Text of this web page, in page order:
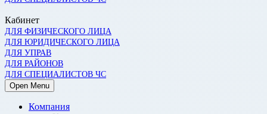
Кабинет
ДЛЯ ФИЗИЧЕСКОГО ЛИЦА
ДЛЯ ЮРИДИЧЕСКОГО ЛИЦА
ДЛЯ УПРАВ
ДЛЯ РАЙОНОВ
ДЛЯ СПЕЦИАЛИСТОВ ЧС
Open Menu
Компания